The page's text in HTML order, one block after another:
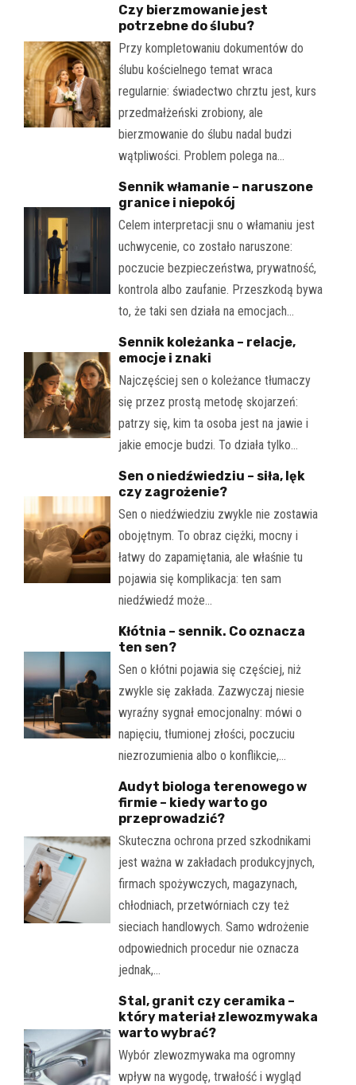
Czy bierzmowanie jest
potrzebne do ślubu?
Przy kompletowaniu dokumentów do
ślubu kościelnego temat wraca
regularnie: świadectwo chrztu jest, kurs
przedmałżeński zrobiony, ale
bierzmowanie do ślubu nadal budzi
wątpliwości. Problem polega na…
Sennik włamanie – naruszone
granice i niepokój
Celem interpretacji snu o włamaniu jest
uchwycenie, co zostało naruszone:
poczucie bezpieczeństwa, prywatność,
kontrola albo zaufanie. Przeszkodą bywa
to, że taki sen działa na emocjach…
Sennik koleżanka – relacje,
emocje i znaki
Najczęściej sen o koleżance tłumaczy
się przez prostą metodę skojarzeń:
patrzy się, kim ta osoba jest na jawie i
jakie emocje budzi. To działa tylko…
Sen o niedźwiedziu – siła, lęk
czy zagrożenie?
Sen o niedźwiedziu zwykle nie zostawia
obojętnym. To obraz ciężki, mocny i
łatwy do zapamiętania, ale właśnie tu
pojawia się komplikacja: ten sam
niedźwiedź może…
Kłótnia – sennik. Co oznacza
ten sen?
Sen o kłótni pojawia się częściej, niż
zwykle się zakłada. Zazwyczaj niesie
wyraźny sygnał emocjonalny: mówi o
napięciu, tłumionej złości, poczuciu
niezrozumienia albo o konflikcie,…
Audyt biologa terenowego w
firmie – kiedy warto go
przeprowadzić?
Skuteczna ochrona przed szkodnikami
jest ważna w zakładach produkcyjnych,
firmach spożywczych, magazynach,
chłodniach, przetwórniach czy też
sieciach handlowych. Samo wdrożenie
odpowiednich procedur nie oznacza
jednak,…
Stal, granit czy ceramika –
który materiał zlewozmywaka
warto wybrać?
Wybór zlewozmywaka ma ogromny
wpływ na wygodę, trwałość i wygląd